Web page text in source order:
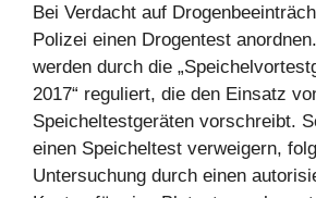
Bei Verdacht auf
Polizei einen Drogentest
werden durch die
2017“ reguliert, die den Einsatz
Speicheltestgeräten vorschreibt.
einen Speicheltest verweigern,
Untersuchung durch einen